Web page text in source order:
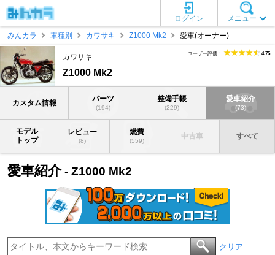
メニュー
ログイン
みんカラ
車種別 カワサキ Z1000 Mk2 愛車(オーナー)
カワサキ
Z1000 Mk2
ユーザー評価： 4.75
カスタム情報 パーツ
(194)
整備手帳
(229)
愛車紹介
(73)
モデル
トップ
レビュー
(8)
燃費
(559)
中古車 すべて
愛車紹介- Z1000 Mk2
クリア